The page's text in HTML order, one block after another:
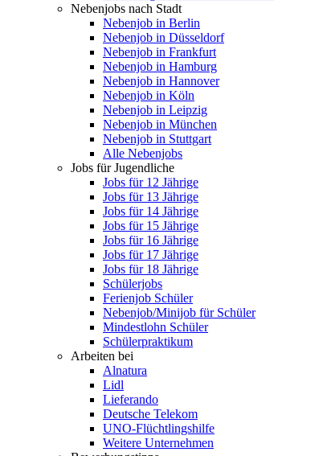
Nebenjobs nach Stadt
Nebenjob in Berlin
Nebenjob in Düsseldorf
Nebenjob in Frankfurt
Nebenjob in Hamburg
Nebenjob in Hannover
Nebenjob in Köln
Nebenjob in Leipzig
Nebenjob in München
Nebenjob in Stuttgart
Alle Nebenjobs
Jobs für Jugendliche
Jobs für 12 Jährige
Jobs für 13 Jährige
Jobs für 14 Jährige
Jobs für 15 Jährige
Jobs für 16 Jährige
Jobs für 17 Jährige
Jobs für 18 Jährige
Schülerjobs
Ferienjob Schüler
Nebenjob/Minijob für Schüler
Mindestlohn Schüler
Schülerpraktikum
Arbeiten bei
Alnatura
Lidl
Lieferando
Deutsche Telekom
UNO-Flüchtlingshilfe
Weitere Unternehmen